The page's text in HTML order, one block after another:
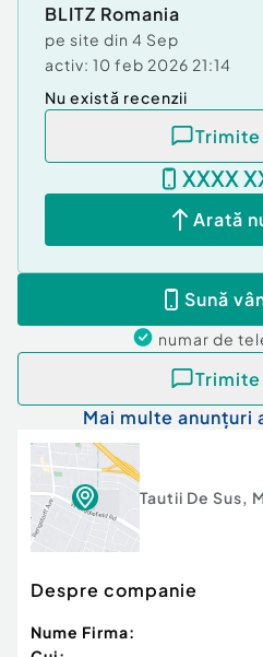
BLITZ Romania
pe site din 4 Sep
activ: 10 feb 2026 21:14
Nu există recenzii
XXXX
Arată
Sună
numar de
Mai multe anunțuri
Tautii De Sus,
Despre companie
Nume Firma: